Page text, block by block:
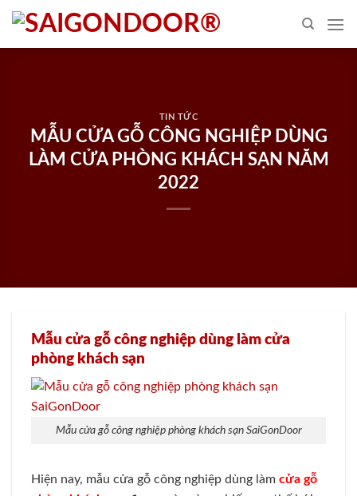
Skip
content
TIN TỨC
MẪU CỬA GỖ CÔNG NGHIỆP DÙNG
LÀM CỬA PHÒNG KHÁCH SẠN NĂM
2022
Mẫu cửa gỗ công nghiệp dùng làm cửa
phòng khách sạn
Mẫu cửa gỗ công nghiệp phòng khách sạn SaiGonDoor
Hiện nay, mẫu cửa gỗ công nghiệp dùng làm cửa gỗ